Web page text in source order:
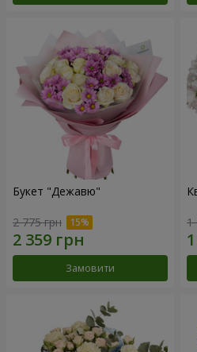
Букет "Дежавю"
2 775 грн
Замовити
1